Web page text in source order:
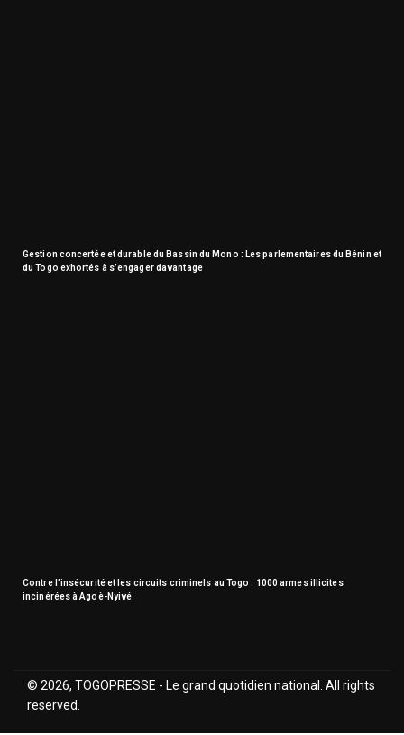
Gestion concertée et durable du Bassin du Mono : Les parlementaires du Bénin et
du Togo exhortés à s’engager davantage
Contre l’insécurité et les circuits criminels au Togo : 1000 armes illicites
incinérées à Agoè-Nyivé
© 2026, TOGOPRESSE - Le grand quotidien national. All rights
reserved.